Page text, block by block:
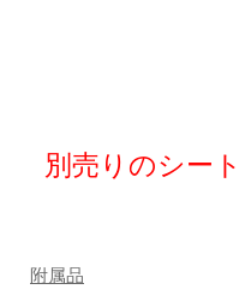
別売りのシート
附属品